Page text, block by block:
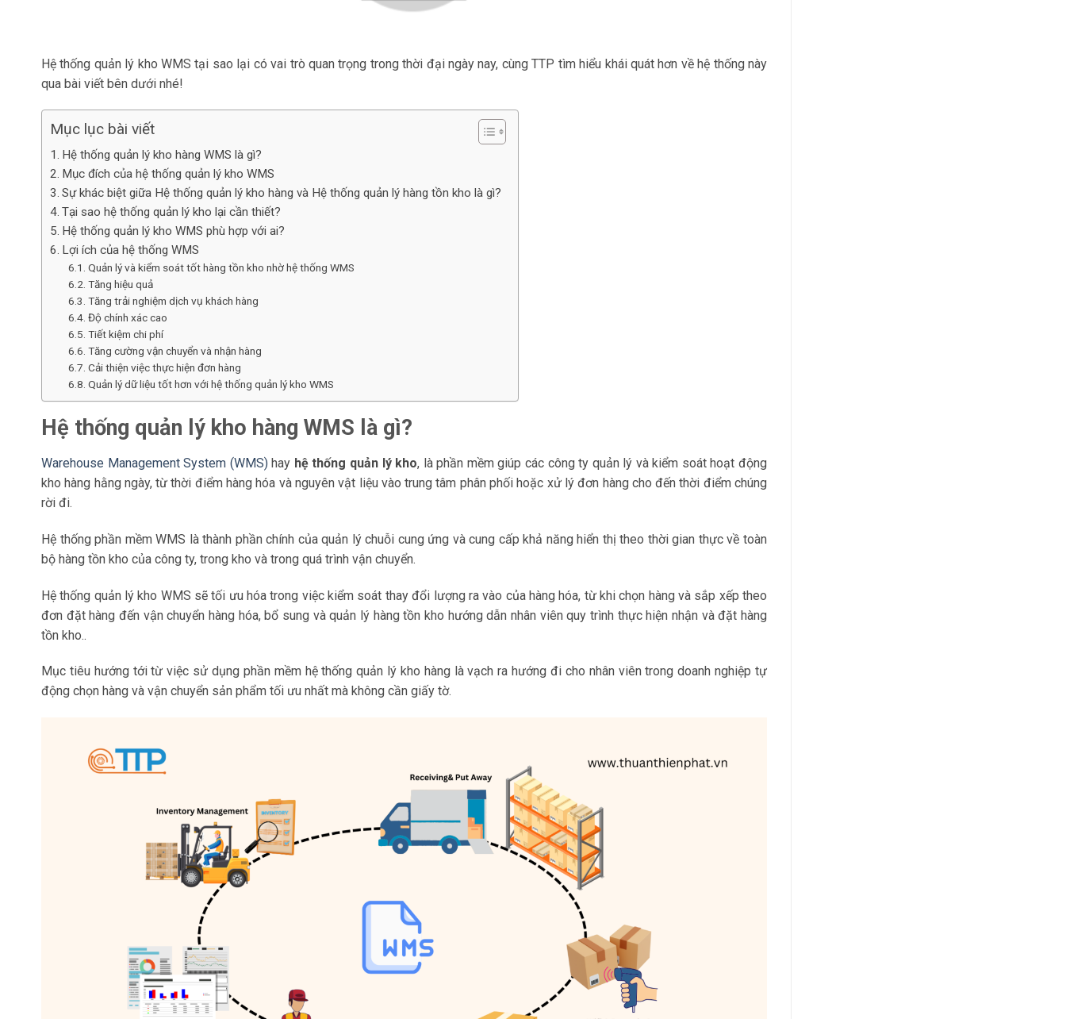
Hệ thống quản lý kho WMS tại sao lại có vai trò quan trọng trong thời đại ngày nay, cùng TTP tìm hiểu khái quát hơn về hệ thống này
qua bài viết bên dưới nhé!
Mục lục bài viết
Hệ thống quản lý kho hàng WMS là gì?
Mục đích của hệ thống quản lý kho WMS
Sự khác biệt giữa Hệ thống quản lý kho hàng và Hệ thống quản lý hàng tồn kho là gì?
Tại sao hệ thống quản lý kho lại cần thiết?
Hệ thống quản lý kho WMS phù hợp với ai?
Lợi ích của hệ thống WMS
Quản lý và kiểm soát tốt hàng tồn kho nhờ hệ thống WMS
Tăng hiệu quả
Tăng trải nghiệm dịch vụ khách hàng
Độ chính xác cao
Tiết kiệm chi phí
Tăng cường vận chuyển và nhận hàng
Cải thiện việc thực hiện đơn hàng
Quản lý dữ liệu tốt hơn với hệ thống quản lý kho WMS
Hệ thống quản lý kho hàng WMS là gì?
Warehouse Management System (WMS)hay hệ thống quản lý kho, là phần mềm giúp các công ty quản lý và kiểm soát hoạt động
kho hàng hằng ngày, từ thời điểm hàng hóa và nguyên vật liệu vào trung tâm phân phối hoặc xử lý đơn hàng cho đến thời điểm chúng
rời đi.
Hệ thống phần mềm WMS là thành phần chính của quản lý chuỗi cung ứng và cung cấp khả năng hiển thị theo thời gian thực về toàn
bộ hàng tồn kho của công ty, trong kho và trong quá trình vận chuyển.
Hệ thống quản lý kho WMS sẽ tối ưu hóa trong việc kiểm soát thay đổi lượng ra vào của hàng hóa, từ khi chọn hàng và sắp xếp theo
đơn đặt hàng đến vận chuyển hàng hóa, bổ sung và quản lý hàng tồn kho hướng dẫn nhân viên quy trình thực hiện nhận và đặt hàng
tồn kho..
Mục tiêu hướng tới từ việc sử dụng phần mềm hệ thống quản lý kho hàng là vạch ra hướng đi cho nhân viên trong doanh nghiệp tự
động chọn hàng và vận chuyển sản phẩm tối ưu nhất mà không cần giấy tờ.